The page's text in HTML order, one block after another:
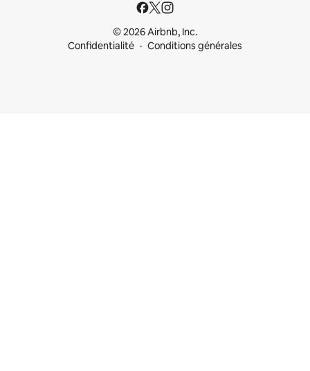
© 2026 Airbnb, Inc.
Confidentialité
Conditions générales